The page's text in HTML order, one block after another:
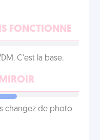
FONCTIONNE
C'est la base.
changez de photo